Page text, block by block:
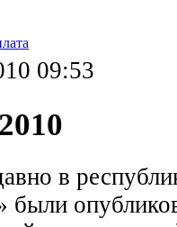
09:53
в
были